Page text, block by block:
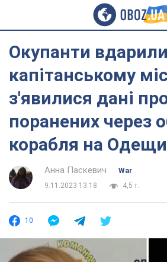
Окупанти
капітанському
з'явилися дані
поранених через
корабля на
Анна Паскевич
War
9.11.2023 13:18
4,5 т.
10